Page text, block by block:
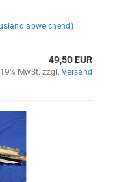
abweichend)
49,50 EUR
MwSt. zzgl. Versand